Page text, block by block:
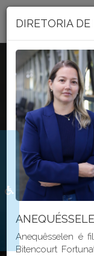
Portal
Seja bem
DO
DIRETORIA
Anequêsselen é
Bitencourt